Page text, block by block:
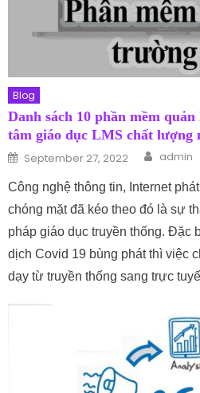
Blog
Danh sách 10 phần mềm
tâm giáo dục LMS chất lượng
Posted on
September 27, 2022 Author
admin
Công nghệ thông tin, Internet
chóng mặt đã kéo theo đó là sự
pháp giáo dục truyền thống. Đặc
dịch Covid 19 bùng phát thì việc
dạy từ truyền thống sang trực